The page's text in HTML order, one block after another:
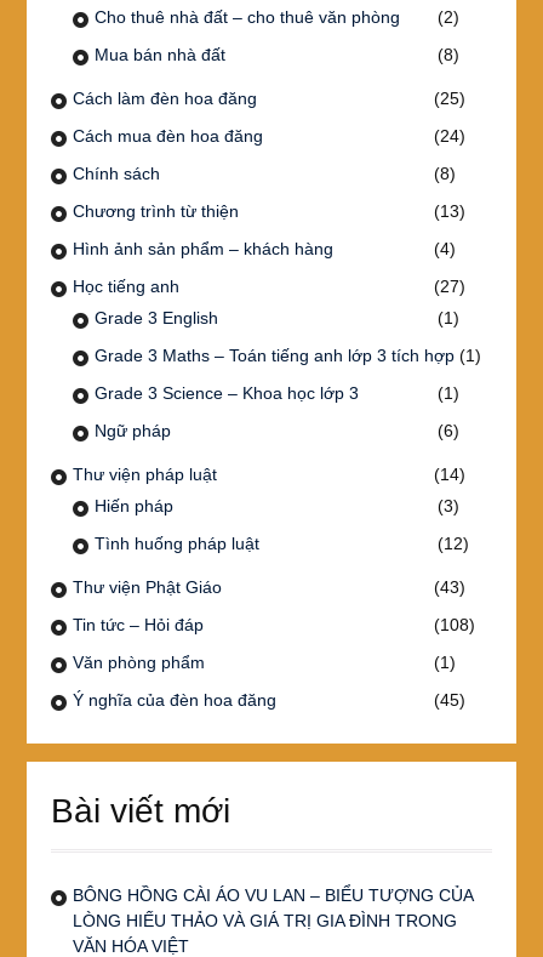
Cho thuê nhà đất – cho thuê văn phòng
(2)
Mua bán nhà đất
(8)
Cách làm đèn hoa đăng
(25)
Cách mua đèn hoa đăng
(24)
Chính sách
(8)
Chương trình từ thiện
(13)
Hình ảnh sản phẩm – khách hàng
(4)
Học tiếng anh
(27)
Grade 3 English
(1)
Grade 3 Maths – Toán tiếng anh lớp 3 tích hợp(1)
Grade 3 Science – Khoa học lớp 3
(1)
Ngữ pháp
(6)
Thư viện pháp luật
(14)
Hiến pháp
(3)
Tình huống pháp luật
(12)
Thư viện Phật Giáo
(43)
Tin tức – Hỏi đáp
(108)
Văn phòng phẩm
(1)
Ý nghĩa của đèn hoa đăng
(45)
Bài viết mới
BÔNG HỒNG CÀI ÁO VU LAN – BIỂU TƯỢNG CỦA
LÒNG HIẾU THẢO VÀ GIÁ TRỊ GIA ĐÌNH TRONG
VĂN HÓA VIỆT